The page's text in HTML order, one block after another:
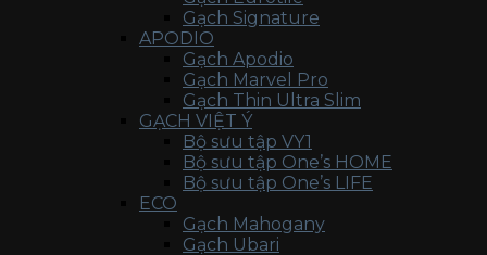
Gạch Signature
APODIO
Gạch Apodio
Gạch Marvel Pro
Gạch Thin Ultra Slim
GẠCH VIỆT Ý
Bộ sưu tập VY1
Bộ sưu tập One’s HOME
Bộ sưu tập One’s LIFE
ECO
Gạch Mahogany
Gạch Ubari